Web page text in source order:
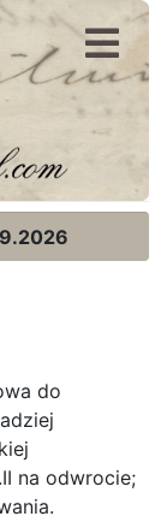
do
na odwrocie;